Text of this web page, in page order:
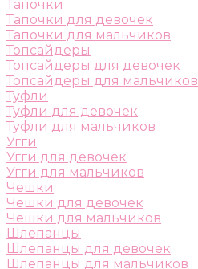
Тапочки
Тапочки для девочек
Тапочки для мальчиков
Топсайдеры
Топсайдеры для девочек
Топсайдеры для мальчиков
Туфли
Туфли для девочек
Туфли для мальчиков
Угги
Угги для девочек
Угги для мальчиков
Чешки
Чешки для девочек
Чешки для мальчиков
Шлепанцы
Шлепанцы для девочек
Шлепанцы для мальчиков